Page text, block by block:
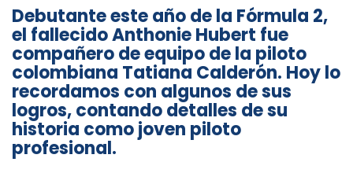
Debutante este año de la Fórmula 2,
el fallecido Anthonie Hubert fue
compañero de equipo de la piloto
colombiana Tatiana Calderón. Hoy lo
recordamos con algunos de sus
logros, contando detalles de su
historia como joven piloto
profesional.